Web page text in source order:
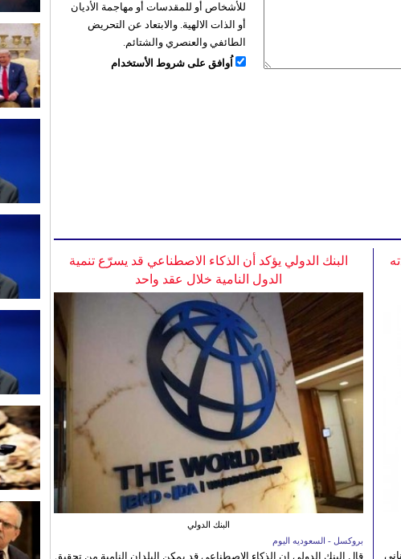
للأشخاص أو للمقدسات أو مهاجمة الأديان
أو الذات الالهية. والابتعاد عن التحريض
الطائفي والعنصري والشتائم.
اُوافق على شروط الأستخدام
البنك الدولي يؤكد أن الذكاء الاصطناعي قد يسرّع تنمية
الدول النامية خلال عقد واحد
البنك الدولي
بروكسل - السعوديه اليوم
قال البنك الدولي إن الذكاء الاصطناعي قد يمكن البلدان النامية من تحقيق